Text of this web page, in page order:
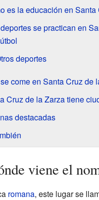
es la educación en
se practican en
deportes
come en Santa Cruz de
Cruz de la Zarza tiene
destacadas
viene el
romana, este lugar se